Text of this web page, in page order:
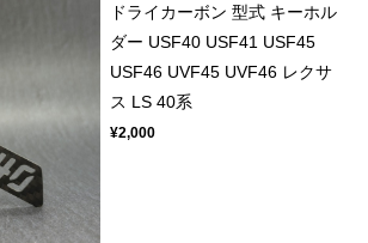
ドライカーボン 型式 キーホル
ダー USF40 USF41 USF45
USF46 UVF45 UVF46 レクサ
ス LS 40系
¥2,000